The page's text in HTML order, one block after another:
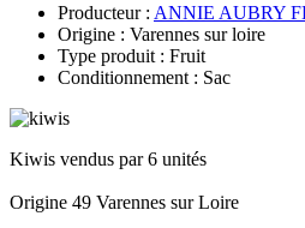
Producteur : ANNIE AUBRY
Origine : Varennes sur loire
Type produit : Fruit
Conditionnement : Sac
Kiwis vendus par 6 unités
Origine 49 Varennes sur Loire